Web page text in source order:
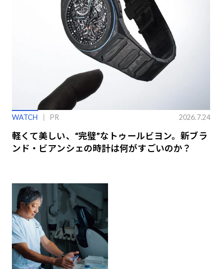
WATCH PR 2026.7.24
軽くて美しい、“完璧”なトゥールビヨン。新ブラ
ンド・ビアンシェの時計は何がすごいのか？